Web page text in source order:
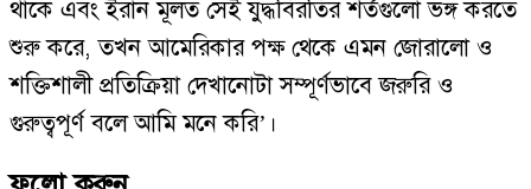
থাকে এবং ইরান মূলত সেই যুদ্ধবিরতির শর্তগুলো ভঙ্গ করতে
শুরু করে, তখন আমেরিকার পক্ষ থেকে এমন জোরালো ও
শক্তিশালী প্রতিক্রিয়া দেখানোটা সম্পূর্ণভাবে জরুরি ও
গুরুত্বপূর্ণ বলে আমি মনে করি’।